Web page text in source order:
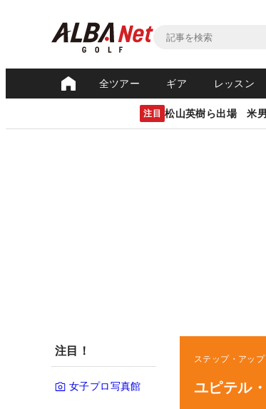
全ツアー ギア レッスン
注目 松山英樹ら出場 米
注目！
女子プロ写真館
ステップ・アッ
ユピテル